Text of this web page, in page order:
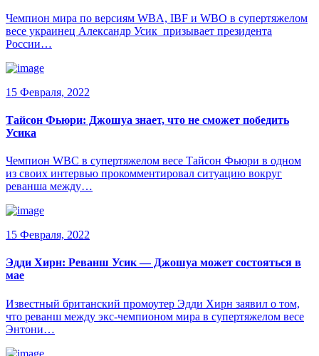
Чемпион мира по версиям WBA, IBF и WBO в супертяжелом
весе украинец Александр Усик призывает президента
России…
15 Февраля, 2022
Тайсон Фьюри: Джошуа знает, что не сможет победить
Усика
Чемпион WBC в супертяжелом весе Тайсон Фьюри в одном
из своих интервью прокомментировал ситуацию вокруг
реванша между…
15 Февраля, 2022
Эдди Хирн: Реванш Усик — Джошуа может состояться в
мае
Известный британский промоутер Эдди Хирн заявил о том,
что реванш между экс-чемпионом мира в супертяжелом весе
Энтони…